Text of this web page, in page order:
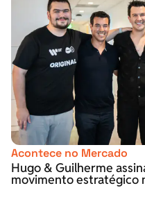
Acontece no Mercado
Hugo & Guilherme
movimento estratégico